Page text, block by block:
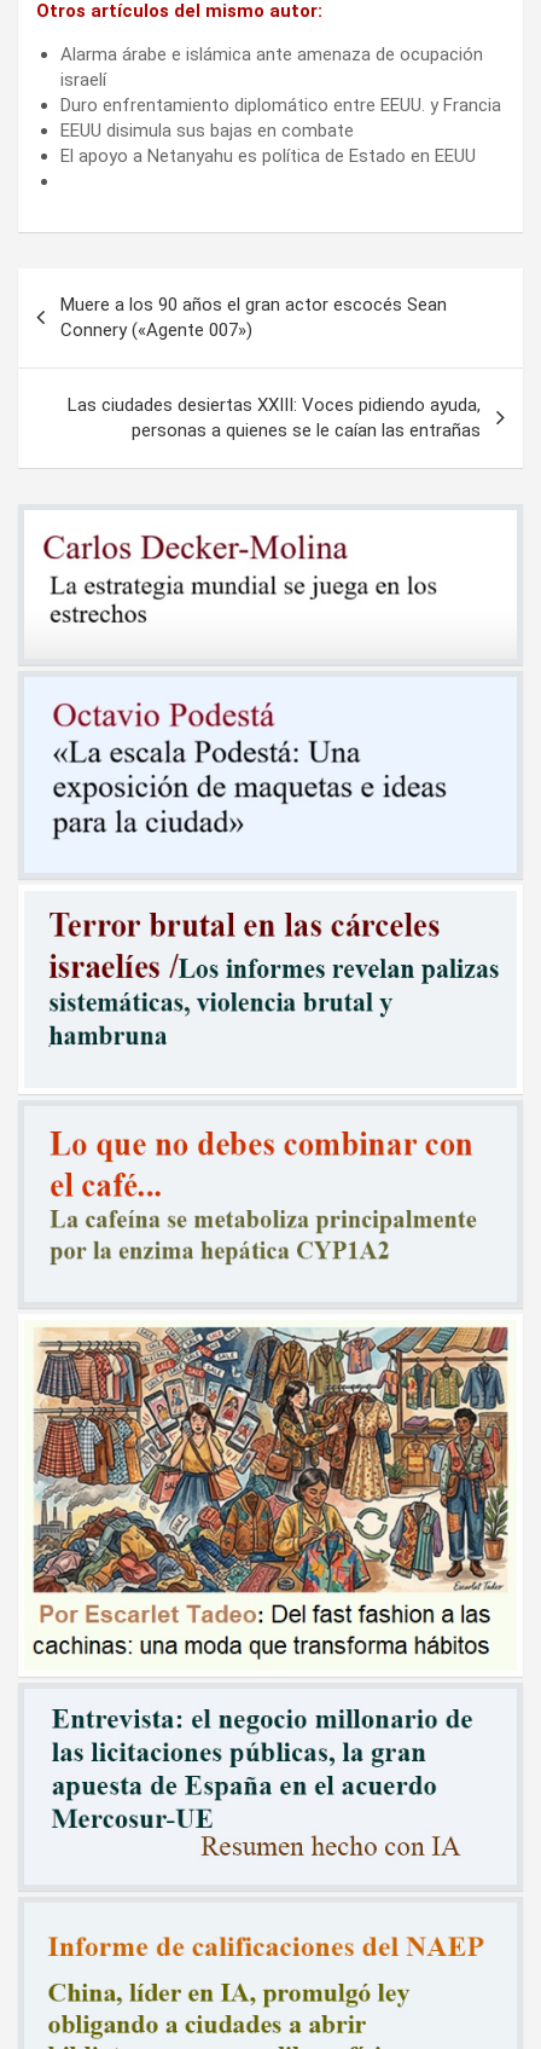
Otros artículos del mismo autor:
Alarma árabe e islámica ante amenaza de ocupación
israelí
Duro enfrentamiento diplomático entre EEUU. y Francia
EEUU disimula sus bajas en combate
El apoyo a Netanyahu es política de Estado en EEUU
de
entradas
Muere a los 90 años el gran actor escocés Sean
Connery («Agente 007»)
Las ciudades desiertas XXIII: Voces pidiendo ayuda,
personas a quienes se le caían las entrañas